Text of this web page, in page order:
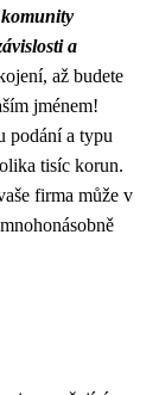
komunity
a
až budete
jménem!
podání a typu
tisíc korun.
firma může v